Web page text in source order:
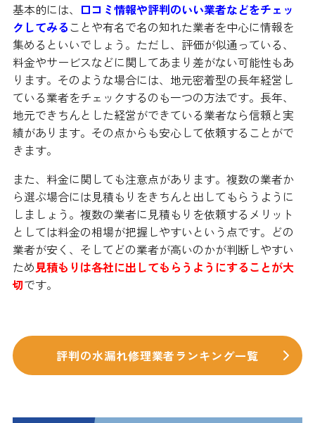
基本的には、 口コミ情報や評判のいい業者などをチェッ
クしてみることや有名で名の知れた業者を中心に情報を
集めるといいでしょう。ただし、評価が似通っている、
料金やサービスなどに関してあまり差がない可能性もあ
ります。そのような場合には、地元密着型の長年経営し
ている業者をチェックするのも一つの方法です。長年、
地元できちんとした経営ができている業者なら信頼と実
績があります。その点からも安心して依頼することがで
きます。
また、料金に関しても注意点があります。複数の業者か
ら選ぶ場合には見積もりをきちんと出してもらうように
しましょう。複数の業者に見積もりを依頼するメリット
としては料金の相場が把握しやすいという点です。どの
業者が安く、そしてどの業者が高いのかが判断しやすい
ため見積もりは各社に出してもらうようにすることが大
切です。
評判の水漏れ修理業者ランキング一覧